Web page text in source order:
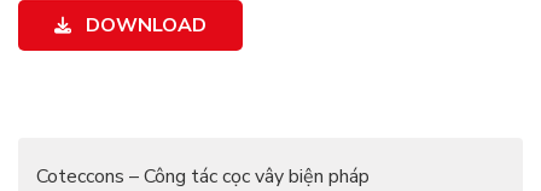
DOWNLOAD
Coteccons – Công tác cọc vây biện pháp